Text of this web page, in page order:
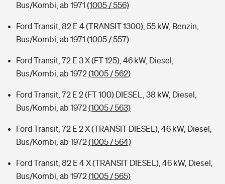
Bus/Kombi, ab 1971 (1005 / 556)
Ford Transit, 82 E 4 (TRANSIT 1300), 55 kW, Benzin,
Bus/Kombi, ab 1971 (1005 / 557)
Ford Transit, 72 E 3 X (FT 125), 46 kW, Diesel,
Bus/Kombi, ab 1972(1005 / 562)
Ford Transit, 72 E 2 (FT 100) DIESEL, 38 kW, Diesel,
Bus/Kombi, ab 1972(1005 / 563)
Ford Transit, 72 E 2 X (TRANSIT DIESEL), 46 kW, Diesel,
Bus/Kombi, ab 1972(1005 / 564)
Ford Transit, 82 E 4 X (TRANSIT DIESEL), 46 kW, Diesel,
Bus/Kombi, ab 1972(1005 / 565)